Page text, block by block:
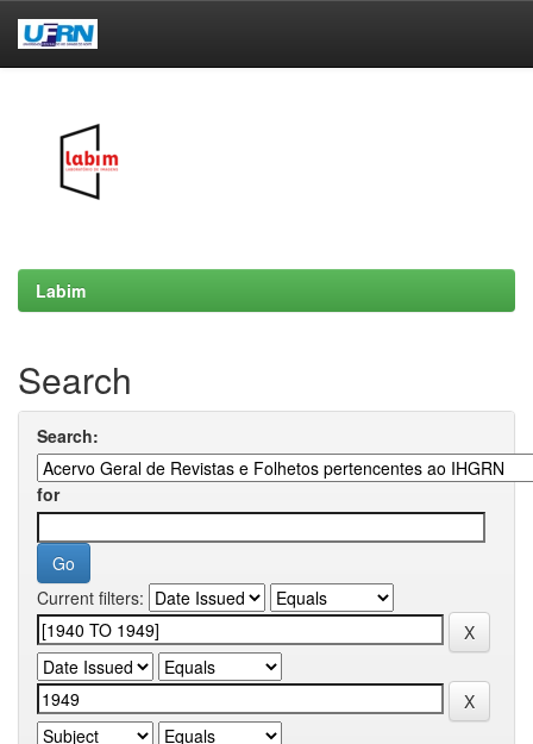
Labim
Search
Search:
for
Current filters: